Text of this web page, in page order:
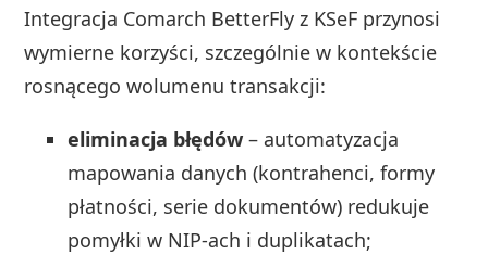
Integracja Comarch BetterFly z KSeF przynosi
wymierne korzyści, szczególnie w kontekście
rosnącego wolumenu transakcji:
eliminacja błędów – automatyzacja
mapowania danych (kontrahenci, formy
płatności, serie dokumentów) redukuje
pomyłki w NIP-ach i duplikatach;